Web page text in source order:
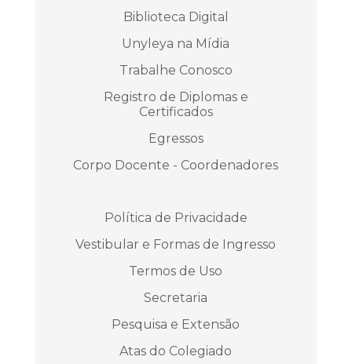
Biblioteca Digital
Unyleya na Mídia
Trabalhe Conosco
Registro de Diplomas e
Certificados
Egressos
Corpo Docente - Coordenadores
Política de Privacidade
Vestibular e Formas de Ingresso
Termos de Uso
Secretaria
Pesquisa e Extensão
Atas do Colegiado